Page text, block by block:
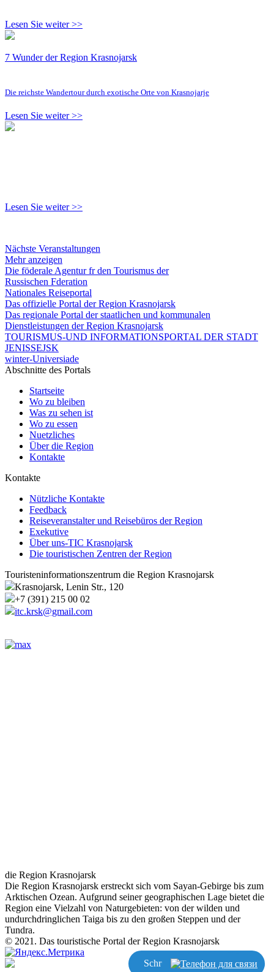
Lesen Sie weiter >>
7 Wunder der Region Krasnojarsk
Die reichste Wandertour durch exotische Orte von Krasnojarje
Lesen Sie weiter >>
Lesen Sie weiter >>
Nächste Veranstaltungen
Mehr anzeigen
Die föderale Agentur fr den Tourismus der
Russischen Fderation
Nationales Reiseportal
Das offizielle Portal der Region Krasnojarsk
Das regionale Portal der staatlichen und kommunalen
Dienstleistungen der Region Krasnojarsk
TOURISMUS-UND INFORMATIONSPORTAL DER STADT
JENISSEJSK
winter-Universiade
Abschnitte des Portals
Startseite
Wo zu bleiben
Was zu sehen ist
Wo zu essen
Nuetzliches
Über die Region
Kontakte
Kontakte
Nützliche Kontakte
Feedback
Reiseveranstalter und Reisebüros der Region
Exekutive
Über uns-TIC Krasnojarsk
Die touristischen Zentren der Region
Touristeninformationszentrum die Region Krasnojarsk
Krasnojarsk, Lenin Str., 120
+7 (391) 215 00 02
itc.krsk@gmail.com
die Region Krasnojarsk
Die Region Krasnojarsk erstreckt sich vom Sayan-Gebirge bis zum
Arktischen Ozean. Aufgrund seiner geographischen Lage bietet die
Region eine Vielzahl von Naturgebieten: von der wilden und
undurchdringlichen Taiga bis zu den großen Steppen und der
Tundra.
© 2021. Das touristische Portal der Region Krasnojarsk
Schreiben